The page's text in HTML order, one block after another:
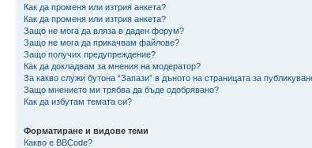
Как да променя или изтрия анкета?
Как да променя или изтрия анкета?
Защо не мога да вляза в даден форум?
Защо не мога да прикачвам файлове?
Защо получих предупреждение?
Как да докладвам за мнения на модератор?
За какво служи бутона “Запази” в дъното на страницата за
Защо мнението ми трябва да бъде одобрявано?
Как да избутам темата си?
Форматиране и видове теми
Какво е BBCode?